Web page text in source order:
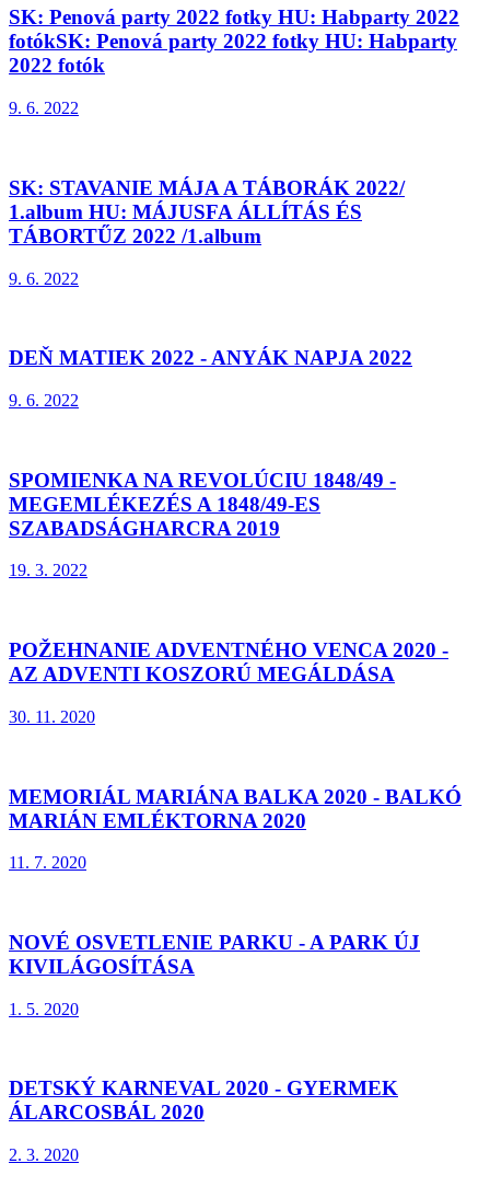
SK: Penová party 2022 fotky HU: Habparty 2022
fotókSK: Penová party 2022 fotky HU: Habparty
2022 fotók
9. 6. 2022
SK: STAVANIE MÁJA A TÁBORÁK 2022/
1.album HU: MÁJUSFA ÁLLÍTÁS ÉS
TÁBORTŰZ 2022 /1.album
9. 6. 2022
DEŇ MATIEK 2022 - ANYÁK NAPJA 2022
9. 6. 2022
SPOMIENKA NA REVOLÚCIU 1848/49 -
MEGEMLÉKEZÉS A 1848/49-ES
SZABADSÁGHARCRA 2019
19. 3. 2022
POŽEHNANIE ADVENTNÉHO VENCA 2020 -
AZ ADVENTI KOSZORÚ MEGÁLDÁSA
30. 11. 2020
MEMORIÁL MARIÁNA BALKA 2020 - BALKÓ
MARIÁN EMLÉKTORNA 2020
11. 7. 2020
NOVÉ OSVETLENIE PARKU - A PARK ÚJ
KIVILÁGOSÍTÁSA
1. 5. 2020
DETSKÝ KARNEVAL 2020 - GYERMEK
ÁLARCOSBÁL 2020
2. 3. 2020